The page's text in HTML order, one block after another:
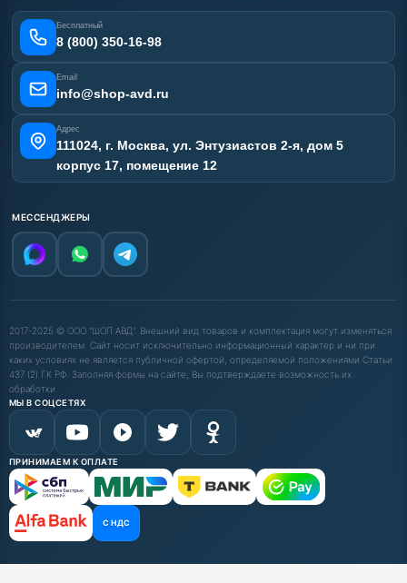
Получить скидку
Сертификаты
Наши работы
Карта сайта
Бесплатный
8 (800) 350-16-98
Email
info@shop-avd.ru
Адрес
111024, г. Москва, ул. Энтузиастов 2-я, дом 5
корпус 17, помещение 12
МЕССЕНДЖЕРЫ
2017-2025 © ООО "ШОП АВД". Внешний вид товаров и комплектация могут изменяться
производителем. Сайт носит исключительно информационный характер и ни при
каких условиях не является публичной офертой, определяемой положениями Статьи
437 (2) ГК РФ. Заполняя формы на сайте, Вы подтверждаете возможность их
обработки.
МЫ В СОЦСЕТЯХ
ПРИНИМАЕМ К ОПЛАТЕ
С НДС